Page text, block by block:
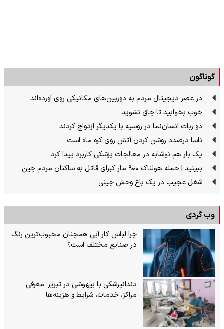
گوناگون
در عصر دیجیتال مردم به دوربین‌های مکانیکی روی آورده‌اند
خوب بخوابید تا چاق نشوید
دو ربات انسان‌نما در روسیه با یکدیگر ازدواج کردند
ناسا درصدد روشن کردن آتش روی کره ماه است
یک بار هم نوشابه در معالجات پزشکی کاربرد پیدا کرد
ببینید | حمله هولناک ۹۰۰ مار کبرای قاتل به ساکنان مردم چین
شغل عجیب در یک باغ وحش چینی
وب گردی
چرا لباس کار آبی همچنان محبوب‌ترین رنگ
در صنایع مختلف است؟
دندانپزشکی با بیهوشی در تبریز؛ معرفی
مراکز، خدمات، شرایط و هزینه‌ها